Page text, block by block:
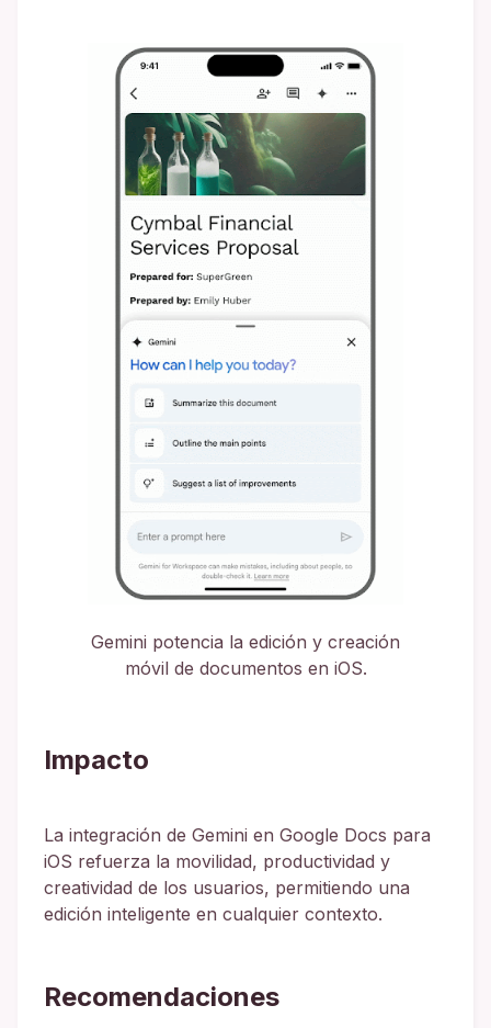
Gemini potencia la edición y creación
móvil de documentos en iOS.
Impacto
La integración de Gemini en Google Docs para
iOS refuerza la movilidad, productividad y
creatividad de los usuarios, permitiendo una
edición inteligente en cualquier contexto.
Recomendaciones